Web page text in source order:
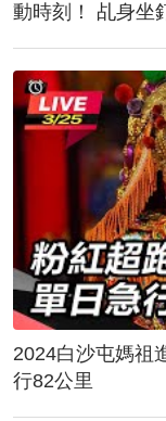
動時刻！ 乩身坐
2024白沙屯媽祖進
行82公里